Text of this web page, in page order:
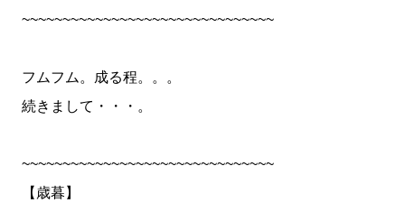
~~~~~~~~~~~~~~~~~~~~~~~~~~~~~~~
フムフム。成る程。。。
続きまして・・・。
~~~~~~~~~~~~~~~~~~~~~~~~~~~~~~~
【歳暮】